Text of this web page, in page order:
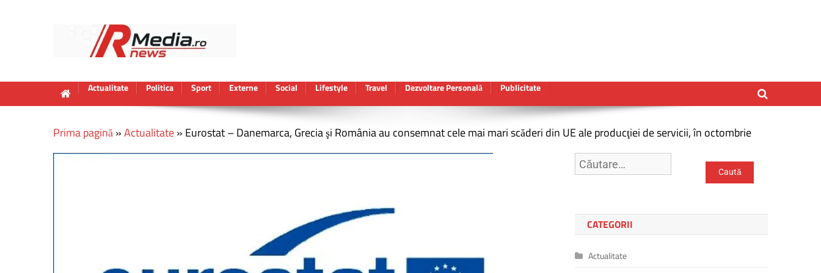
Actualitate Politica Sport Externe Social Lifestyle Travel Dezvoltare Personală Publicitate
Prima pagină»Actualitate» Eurostat – Danemarca, Grecia şi România au consemnat cele mai mari scăderi din UE ale producţiei de servicii, în octombrie
Caută
după:
CATEGORII
Actualitate